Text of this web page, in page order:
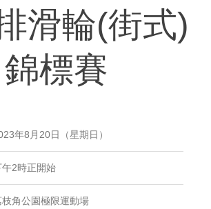
滑輪(街式)
錦標賽
年8月20日（星期日）
午2時正開始
枝角公園極限運動場